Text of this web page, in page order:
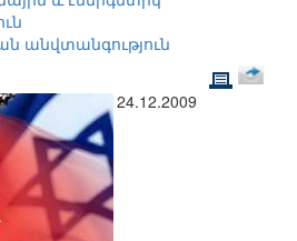
անվտանգություն
24.12.2009